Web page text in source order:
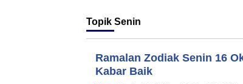
Topik Senin
Ramalan Zodiak Senin 16
Kabar Baik